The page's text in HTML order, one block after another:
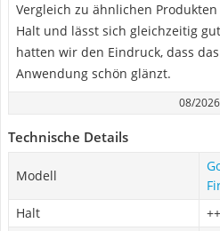
Vergleich zu ähnlichen
Halt und lässt sich gleichzeitig
hatten wir den Eindruck, dass
Anwendung schön glänzt.
08/2026
Technische Details
Modell
Halt